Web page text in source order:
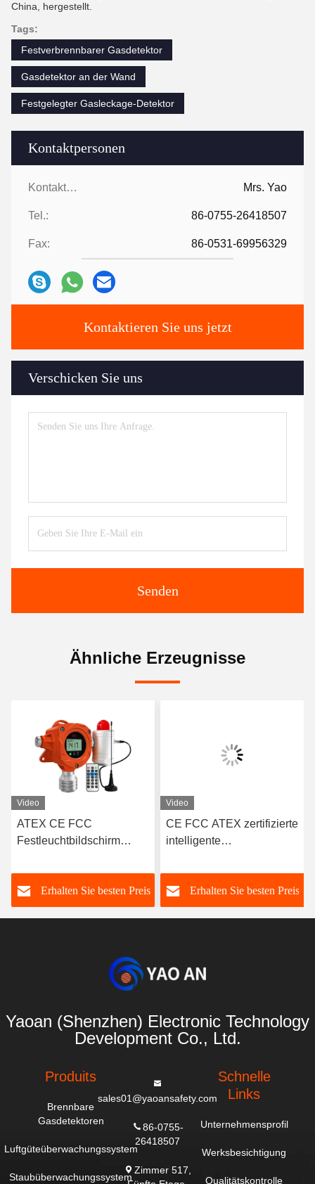
Kontaktpersonen
Kontaktpersonen: Mrs. Yao
Tel.: 86-0755-26418507
Fax: 86-0531-69956329
Kontaktieren Sie uns jetzt
Verschicken Sie uns
Senden
China, hergestellt.
Tags:
Festverbrennbarer Gasdetektor
Gasdetektor an der Wand
Festgelegter Gasleckage-Detektor
Ähnliche Erzeugnisse
Video
ATEX CE FCC
Festleuchtbildschirm
Detektor 0-100%LEL für
Tankstellen und LPG-
Stationen
Erhalten Sie besten Preis
Video
CE FCC ATEX zertifizierte
intelligente
H2S EX Gasleckage-
Detektor
Festgasanalysatoren
Erhalten Sie besten Preis
Yaoan (Shenzhen) Electronic Technology
Development Co., Ltd.
Produits
Brennbare
Gasdetektoren
Luftgüteüberwachungssystem
Staubüberwachungssystem
sales01@yaoansafety.com
86-0755-
26418507
Zimmer 517,
Schnelle
Links
Unternehmensprofil
Werksbesichtigung
Qualitätskontrolle